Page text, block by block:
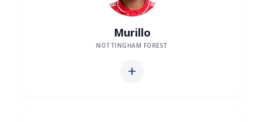
Murillo
NOTTINGHAM FOREST
add